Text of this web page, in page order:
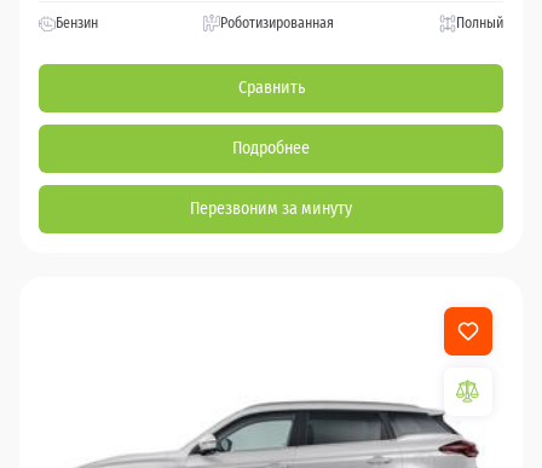
Бензин Роботизированная Полный
Сравнить
Подробнее
Перезвоним за минуту